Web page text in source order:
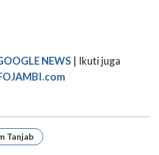
NEWS | Ikuti juga
Tanjab